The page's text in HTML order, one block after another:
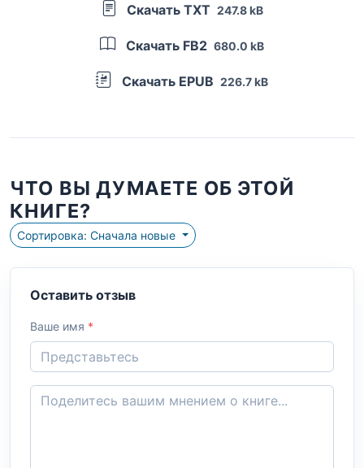
Скачать TXT 247.8 kB
Скачать FB2 680.0 kB
Скачать EPUB 226.7 kB
ЧТО ВЫ ДУМАЕТЕ ОБ ЭТОЙ
КНИГЕ?
Сортировка: Сначала новые
Оставить отзыв
Ваше имя *